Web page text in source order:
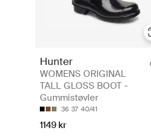
Hunter
WOMENS ORIGINAL
TALL GLOSS BOOT -
Gummistøvler
36 37 40/41
1149 kr